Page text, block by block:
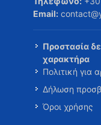
Email:
Προστασία
χαρακτήρα
Πολιτική για
Δήλωση
Όροι χρήσης